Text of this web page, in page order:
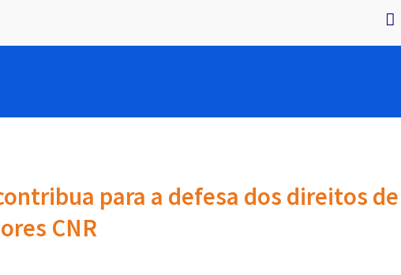
para a defesa dos direitos de
CNR